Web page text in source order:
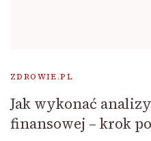
ZDROWIE.PL
Jak wykonać
finansowej – krok